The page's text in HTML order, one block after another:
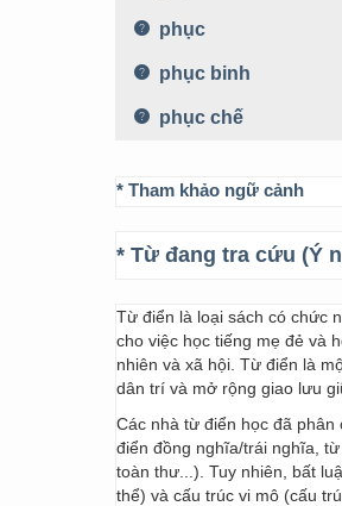
phục
phục binh
phục chế
* Tham khảo ngữ cảnh
* Từ đang tra cứu (Ý
Từ điển là loại sách có chức
cho việc học tiếng mẹ đẻ và
nhiên và xã hội. Từ điển là
dân trí và mở rộng giao lưu
Các nhà từ điển học đã
điển đồng nghĩa/trái nghĩa,
toàn thư...). Tuy nhiên, bất
thể) và cấu trúc vi mô (cấu